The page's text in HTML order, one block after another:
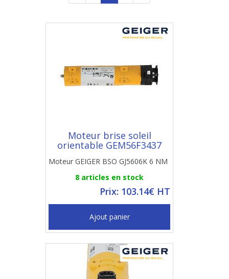
Moteur brise soleil
orientable GEM56F3437
Moteur GEIGER BSO GJ5606K 6 NM
8 articles en stock
Prix: 103.14€ HT
Ajout panier